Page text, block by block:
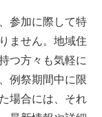
参加に際して特
ません。地域住
つ方々も気軽に
例祭期間中に限
場合には、それ